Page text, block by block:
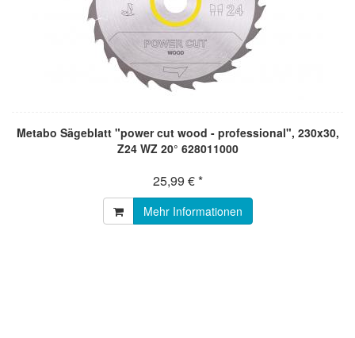
Metabo Sägeblatt "power cut wood - professional", 230x30,
Z24 WZ 20° 628011000
25,99 € *
Mehr Informationen